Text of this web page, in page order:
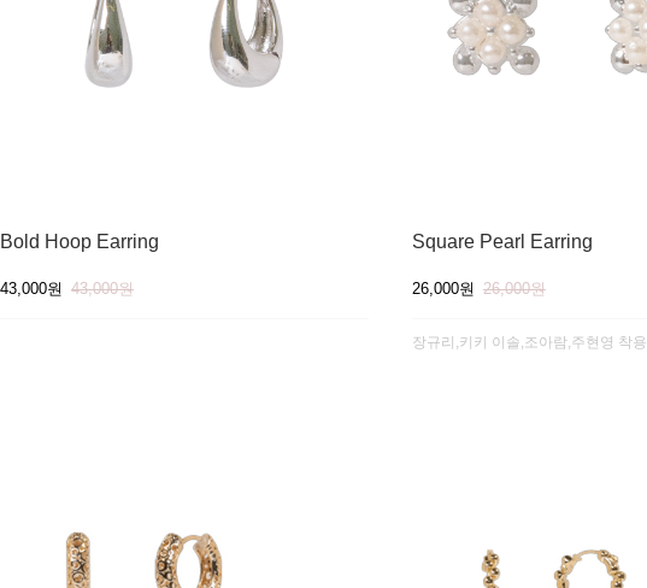
Bold Hoop Earring
43,000원 43,000원
Square Pearl Earring
26,000원 26,000원
장규리,키키 이솔,조아람,주현영 착용